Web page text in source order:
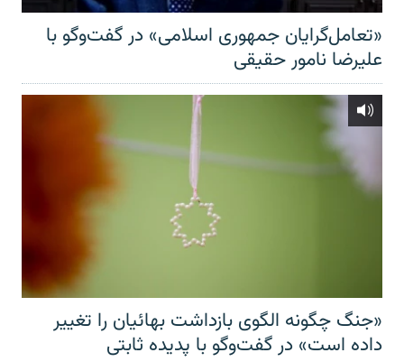
«تعامل‌گرایان جمهوری اسلامی» در گفت‌وگو با
علیرضا نامور حقیقی
«جنگ چگونه الگوی بازداشت بهائیان را تغییر
داده است» در گفت‌وگو با پدیده ثابتی